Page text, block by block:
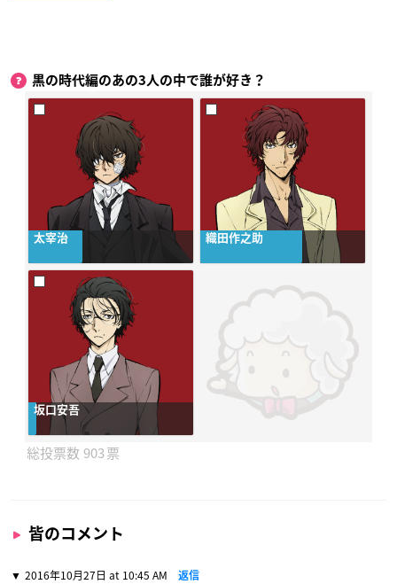
黒の時代編のあの3人の中で誰が好き？
太宰治 織田作之助
坂口安吾
903
皆のコメント
2016年10月27日 at 10:45 AM 返信